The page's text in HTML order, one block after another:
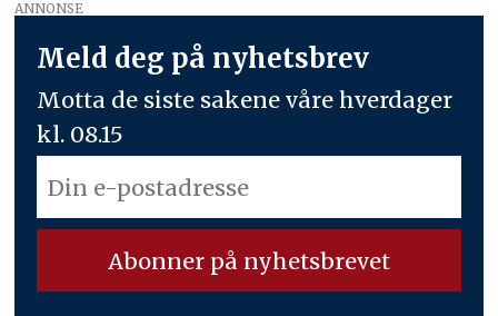
ANNONSE
Meld deg på nyhetsbrev
Motta de siste sakene våre hverdager
kl. 08.15